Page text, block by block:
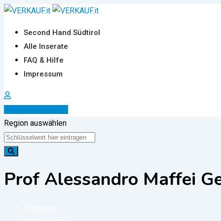
Zum
springen
Second Hand Südtirol
Alle Inserate
FAQ & Hilfe
Impressum
Region auswählen
Prof Alessandro Maffei